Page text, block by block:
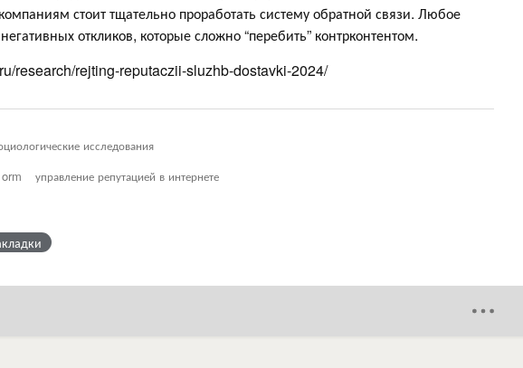
стоит тщательно проработать систему обратной связи. Любое
откликов, которые сложно “перебить” контрконтентом.
research/rejting-reputaczii-sluzhb-dostavki-2024/
исследования
orm управление репутацией в интернете